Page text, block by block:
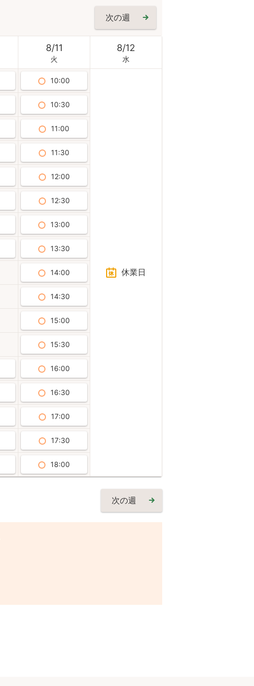
次の週
8/11
火
8/12
水
10:00
休業日
10:30
11:00
11:30
12:00
12:30
13:00
13:30
14:00
14:30
15:00
15:30
16:00
16:30
17:00
17:30
18:00
次の週